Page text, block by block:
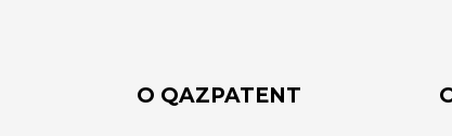
О QAZPATENT